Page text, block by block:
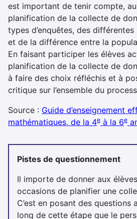
est important de tenir compte,
planification de la collecte de
types d’enquêtes, des
et de la différence entre la
En faisant participer les élèves
planification de la collecte de
à faire des choix réfléchis et à
critique sur l’ensemble du
Source : Guide d’enseignement
mathématiques, de la 4e à la 6e
Pistes de questionnement
Il importe de donner aux
occasions de planifier une
C’est en posant des questions
long de cette étape que le